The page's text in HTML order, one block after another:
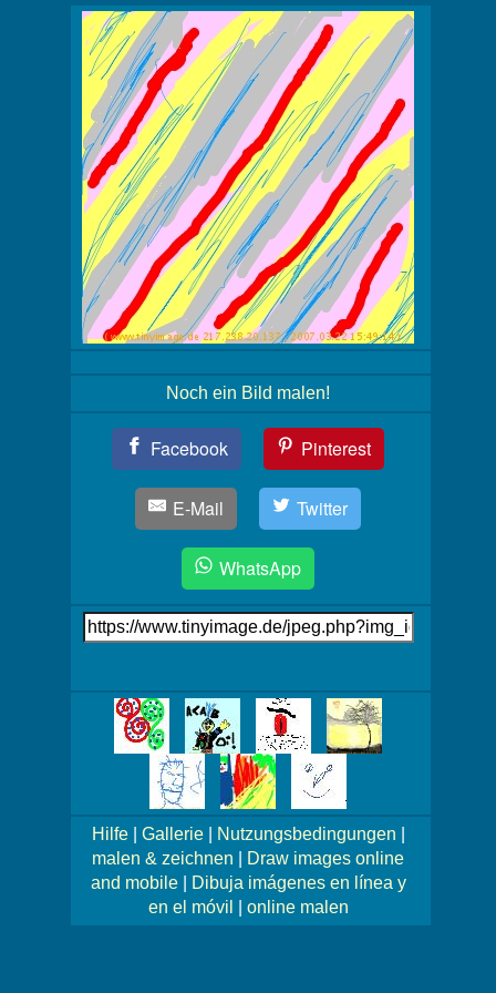
Noch ein Bild malen!
Facebook Pinterest
E-Mail Twitter
WhatsApp
Link
auf's
Mehr
Bilder!
Hilfe| Gallerie| Nutzungsbedingungen
malen & zeichnen
Draw images online
and mobile|
Dibuja imágenes en línea y
en el móvil
online malen